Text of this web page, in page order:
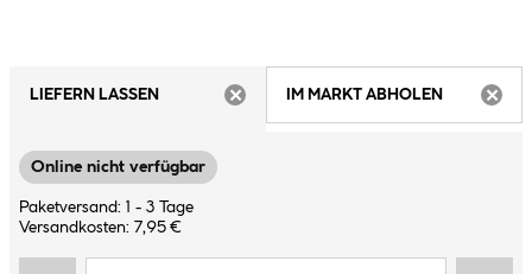
LIEFERN LASSEN
IM MARKT ABHOLEN
Online nicht verfügbar
Paketversand: 1 - 3 Tage
Versandkosten: 7,95 €